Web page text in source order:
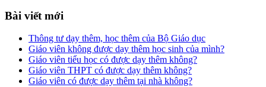
Bài viết mới
Thông tư dạy thêm, học thêm của Bộ Giáo dục
Giáo viên không được dạy thêm học sinh của mình?
Giáo viên tiểu học có được dạy thêm không?
Giáo viên THPT có được dạy thêm không?
Giáo viên có được dạy thêm tại nhà không?